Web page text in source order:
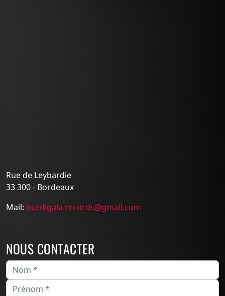
Rue de Leybardie
33 300 - Bordeaux
Mail: burdigala.records@gmail.com
NOUS CONTACTER